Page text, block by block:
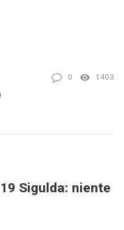
0 1403
Sigulda: niente